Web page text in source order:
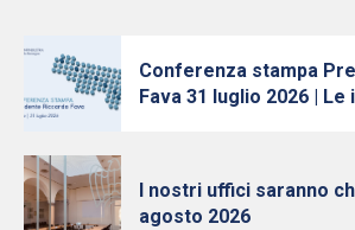
Conferenza stampa
Fava 31 luglio 2026 | Le imprese
I nostri uffici saranno
agosto 2026